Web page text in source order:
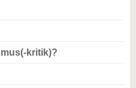
kritik)?